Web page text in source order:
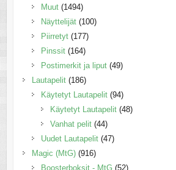
Muut (1494)
Näyttelijät (100)
Piirretyt (177)
Pinssit (164)
Postimerkit ja liput (49)
Lautapelit (186)
Käytetyt Lautapelit (94)
Käytetyt Lautapelit (48)
Vanhat pelit (44)
Uudet Lautapelit (47)
Magic (MtG) (916)
Boosterboksit - MtG (52)